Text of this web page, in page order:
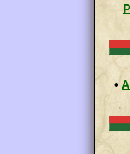
•